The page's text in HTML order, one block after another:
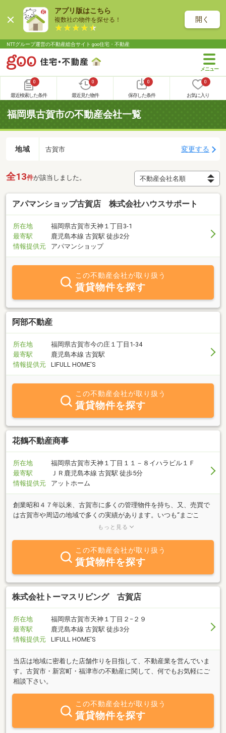
アプリ版はこちら
複数社の物件を探せる！ 開く
NTTグループ運営の不動産総合サイト goo住宅・不動産
0
最近検索した条件
0
最近見た物件
0
保存した条件
0
お気に入り
福岡県古賀市の不動産会社一覧
地域 古賀市 変更する
全13件が該当しました。
アパマンショップ古賀店 株式会社ハウスサポート
所在地
福岡県古賀市天神１丁目3-1
最寄駅
鹿児島本線 古賀駅 徒歩2分
情報提供元
アパマンショップ
この不動産会社が取り扱う
賃貸物件を探す
阿部不動産
所在地
福岡県古賀市今の庄１丁目1-34
最寄駅
鹿児島本線 古賀駅
情報提供元
LIFULL HOME'S
この不動産会社が取り扱う
賃貸物件を探す
花鶴不動産商事
所在地
福岡県古賀市天神１丁目１１－８イハラビル１Ｆ
最寄駅
ＪＲ鹿児島本線 古賀駅 徒歩5分
情報提供元
アットホーム
創業昭和４７年以来、古賀市に多くの管理物件を持ち、又、売買で
は古賀市や周辺の地域で多くの実績があります。いつも“まごこ
ろ”をモットーにお客様の身になり笑顔で接していきたいと考えてお
もっと見る
この不動産会社が取り扱う
賃貸物件を探す
株式会社トーマスリビング 古賀店
所在地
福岡県古賀市天神１丁目２−２９
最寄駅
鹿児島本線 古賀駅 徒歩3分
情報提供元
LIFULL HOME'S
当店は地域に密着した店舗作りを目指して、不動産業を営んでいま
す。古賀市・新宮町・福津市の不動産に関して、何でもお気軽にご
相談下さい。
この不動産会社が取り扱う
賃貸物件を探す